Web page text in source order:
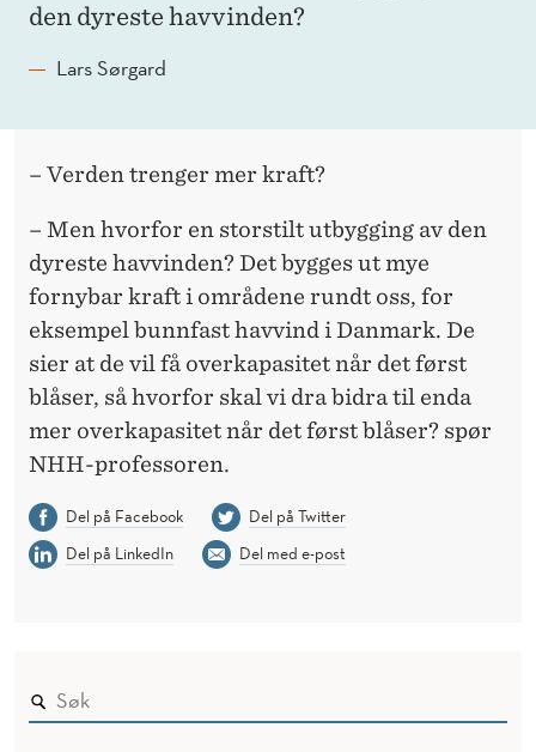
den dyreste havvinden?
Lars Sørgard
– Verden trenger mer kraft?
– Men hvorfor en storstilt utbygging av den
dyreste havvinden? Det bygges ut mye
fornybar kraft i områdene rundt oss, for
eksempel bunnfast havvind i Danmark. De
sier at de vil få overkapasitet når det først
blåser, så hvorfor skal vi dra bidra til enda
mer overkapasitet når det først blåser? spør
NHH-professoren.
Del på Facebook
Del på Twitter
Del på LinkedIn
Del med e-post